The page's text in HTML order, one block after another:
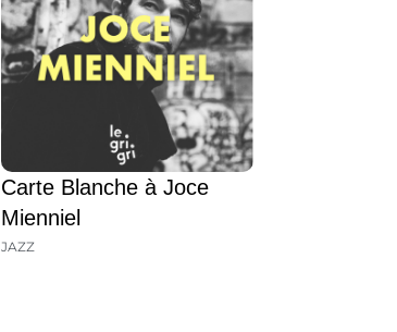
Carte Blanche à Joce
Mienniel
JAZZ